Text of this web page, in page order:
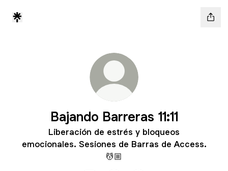
Bajando Barreras 11:11
Liberación de estrés y bloqueos
emocionales. Sesiones de Barras de Access.
💆🏼